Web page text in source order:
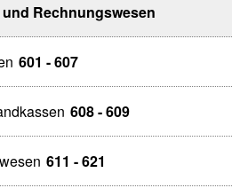
Rechnungswesen
601 - 607
608 - 609
611 - 621